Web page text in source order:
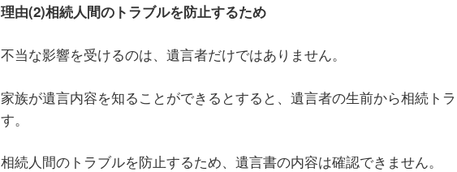
理由(2)相続人間のトラブルを防止するため
不当な影響を受けるのは、遺言者だけではありません。
家族が遺言内容を知ることができるとすると、遺言者の生前から相続ト
す。
相続人間のトラブルを防止するため、遺言書の内容は確認できません。